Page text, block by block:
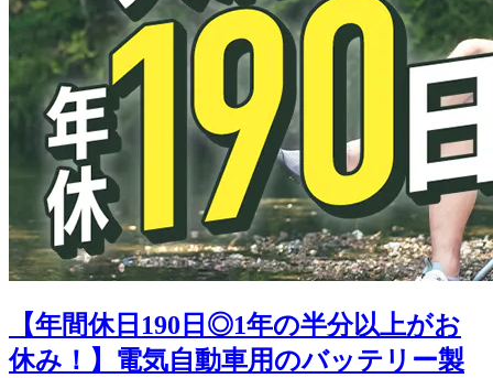
【年間休日190日◎1年の半分以上がお
休み！】電気自動車用のバッテリー製